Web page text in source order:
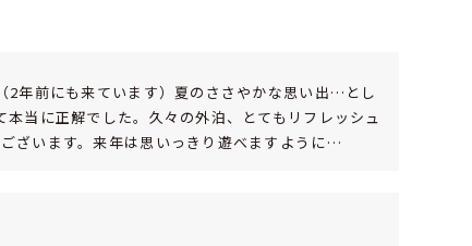
2年前にも来ています）夏のささやかな思い出…とし
当に正解でした。久々の外泊、とてもリフレッシュ
ざいます。来年は思いっきり遊べますように…